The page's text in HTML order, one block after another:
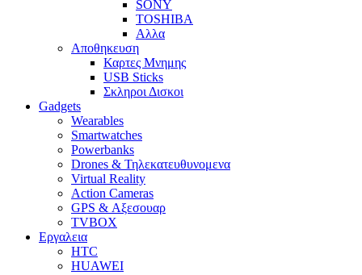
SONY
TOSHIBA
Αλλα
Αποθηκευση
Καρτες Μνημης
USB Sticks
Σκληροι Δισκοι
Gadgets
Wearables
Smartwatches
Powerbanks
Drones & Τηλεκατευθυνομενα
Virtual Reality
Action Cameras
GPS & Αξεσουαρ
TVBOX
Εργαλεια
HTC
HUAWEI